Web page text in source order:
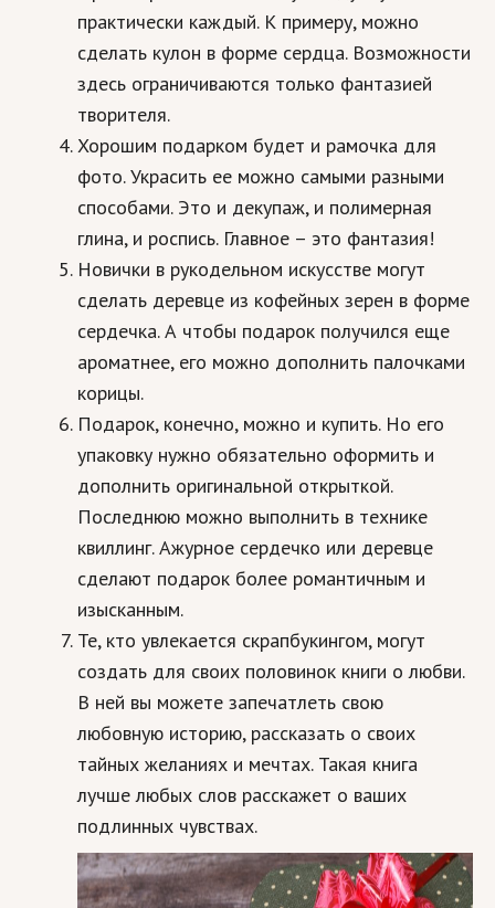
Праздники и подарки
Кинематограф
Домашние животные
Семья и дети
Путешествия
Строительство
Культура и общество
Мода и стиль
Бизнес
Хобби и развлечения
Финансы
Юриспруденция
Природа
Образование
Наука и технологии
практически каждый. К примеру, можно
сделать кулон в форме сердца. Возможности
здесь ограничиваются только фантазией
творителя.
Хорошим подарком будет и рамочка для
фото. Украсить ее можно самыми разными
способами. Это и декупаж, и полимерная
глина, и роспись. Главное – это фантазия!
Новички в рукодельном искусстве могут
сделать деревце из кофейных зерен в форме
сердечка. А чтобы подарок получился еще
ароматнее, его можно дополнить палочками
корицы.
Подарок, конечно, можно и купить. Но его
упаковку нужно обязательно оформить и
дополнить оригинальной открыткой.
Последнюю можно выполнить в технике
квиллинг. Ажурное сердечко или деревце
сделают подарок более романтичным и
изысканным.
Те, кто увлекается скрапбукингом, могут
создать для своих половинок книги о любви.
В ней вы можете запечатлеть свою
любовную историю, рассказать о своих
тайных желаниях и мечтах. Такая книга
лучше любых слов расскажет о ваших
подлинных чувствах.